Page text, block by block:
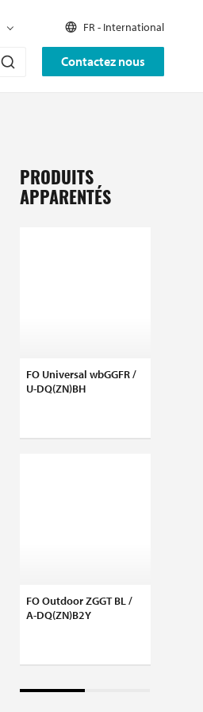
Contactez nous
FR - International
PRODUITS
APPARENTÉS
FO Universal wbGGFR /
U-DQ(ZN)BH
FO Outdoor ZGGT BL /
A-DQ(ZN)B2Y